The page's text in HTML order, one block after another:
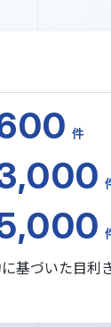
件
基づいた目利